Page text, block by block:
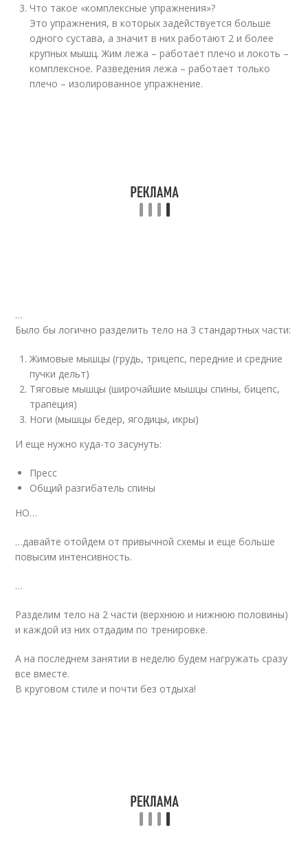
Что такое «комплексные упражнения»?
Это упражнения, в которых задействуется больше
одного сустава, а значит в них работают 2 и более
крупных мышц. Жим лежа – работает плечо и локоть –
комплексное. Разведения лежа – работает только
плечо – изолированное упражнение.
…
Было бы логично разделить тело на 3 стандартных части:
Жимовые мышцы (грудь, трицепс, передние и средние
пучки дельт)
Тяговые мышцы (широчайшие мышцы спины, бицепс,
трапеция)
Ноги (мышцы бедер, ягодицы, икры)
И еще нужно куда-то засунуть:
Пресс
Общий разгибатель спины
НО…
…давайте отойдем от привычной схемы и еще больше
повысим интенсивность.
…
Разделим тело на 2 части (верхнюю и нижнюю половины)
и каждой из них отдадим по тренировке.
А на последнем занятии в неделю будем нагружать сразу
все вместе.
В круговом стиле и почти без отдыха!